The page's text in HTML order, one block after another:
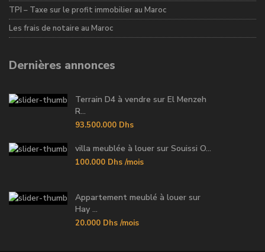
TPI – Taxe sur le profit immobilier au Maroc
Les frais de notaire au Maroc
Dernières annonces
Terrain D4 à vendre sur El Menzeh
R...
93.500.000 Dhs
villa meublée à louer sur Souissi O...
100.000 Dhs /mois
Appartement meublé à louer sur
Hay ...
20.000 Dhs /mois